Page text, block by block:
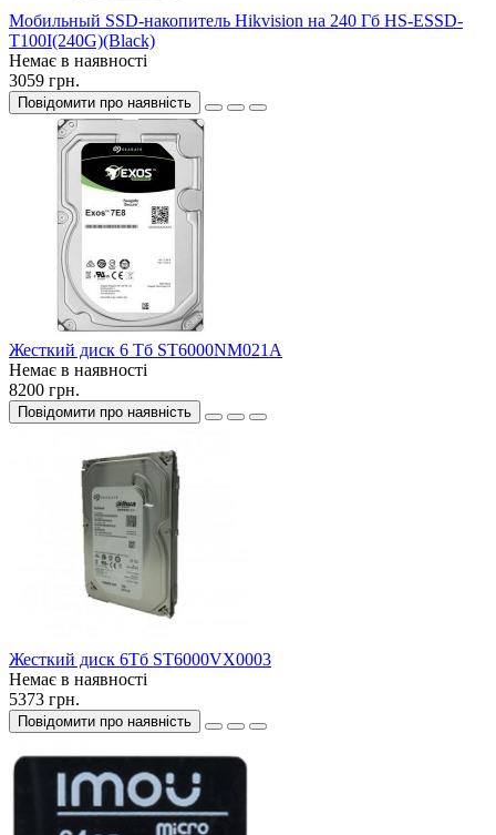
Мобильный SSD-накопитель Hikvision на 240 Гб HS-ESSD-
T100I(240G)(Black)
Немає в наявності
3059 грн.
Повідомити про наявність
Жесткий диск 6 Тб ST6000NM021A
Немає в наявності
8200 грн.
Повідомити про наявність
Жесткий диск 6Тб ST6000VX0003
Немає в наявності
5373 грн.
Повідомити про наявність